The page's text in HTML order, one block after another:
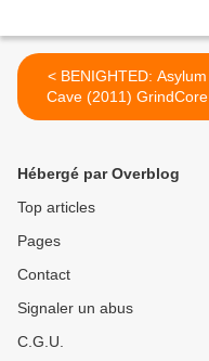
< BENIGHTED: Asylum
Cave (2011) GrindCore
Hébergé par Overblog
Top articles
Pages
Contact
Signaler un abus
C.G.U.